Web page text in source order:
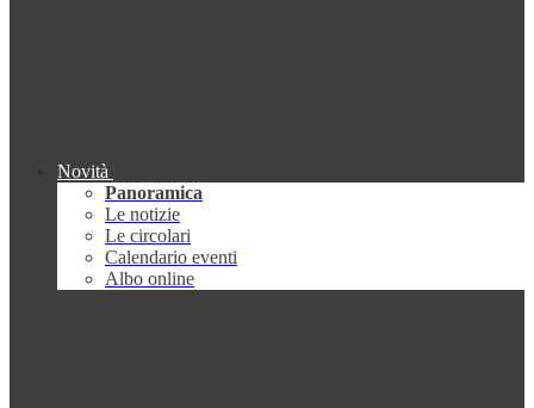
Novità
Panoramica
Le notizie
Le circolari
Calendario eventi
Albo online